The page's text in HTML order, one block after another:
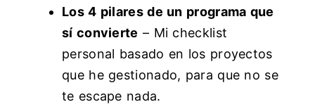
Los 4 pilares de un programa que
sí convierte – Mi checklist
personal basado en los proyectos
que he gestionado, para que no se
te escape nada.